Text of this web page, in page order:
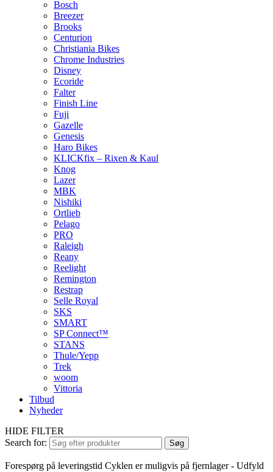
Bosch
Breezer
Brooks
Centurion
Christiania Bikes
Chrome Industries
Disney
Ecoride
Falter
Finish Line
Fuji
Gazelle
Genesis
Haro Bikes
KLICKfix – Rixen & Kaul
Knog
Lazer
MBK
Nishiki
Ortlieb
Pelago
PRO
Raleigh
Reany
Reelight
Remington
Restrap
Selle Royal
SKS
SMART
SP Connect™
STANS
Thule/Yepp
Trek
woom
Vittoria
Tilbud
Nyheder
HIDE FILTER
Search for:
Søg
Forespørg på leveringstid Cyklen er muligvis på fjernlager - Udfyld